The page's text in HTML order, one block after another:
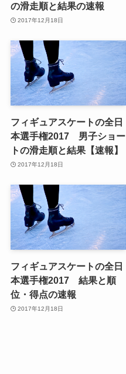
の滑走順と結果の速報
2017年12月18日
フィギュアスケートの全日
本選手権2017 男子ショー
トの滑走順と結果【速報】
2017年12月18日
フィギュアスケートの全日
本選手権2017 結果と順
位・得点の速報
2017年12月18日